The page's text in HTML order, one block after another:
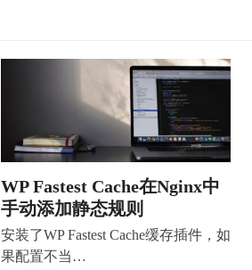
WP Fastest Cache在Nginx中
手动添加静态规则
安装了WP Fastest Cache缓存插件，如
果配置不当…